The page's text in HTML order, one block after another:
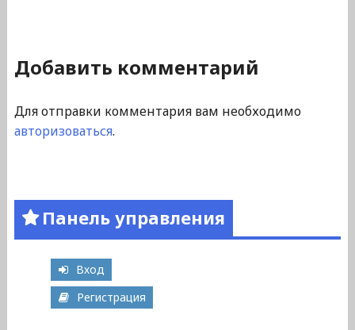
Добавить комментарий
Для отправки комментария вам необходимо
авторизоваться.
Панель управления
Вход
Регистрация